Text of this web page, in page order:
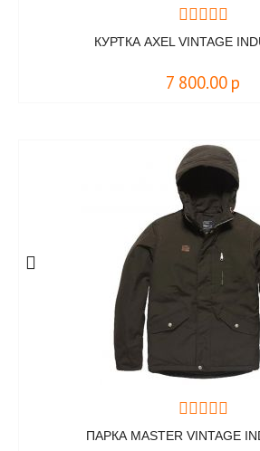
КУРТКА AXEL VINTAGE
7 800.00 р
ПАРКА MASTER VINTAGE